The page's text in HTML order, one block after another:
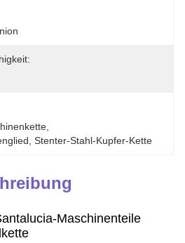
Stenter-Stahl-Kupfer-Kette
Maschinenteile